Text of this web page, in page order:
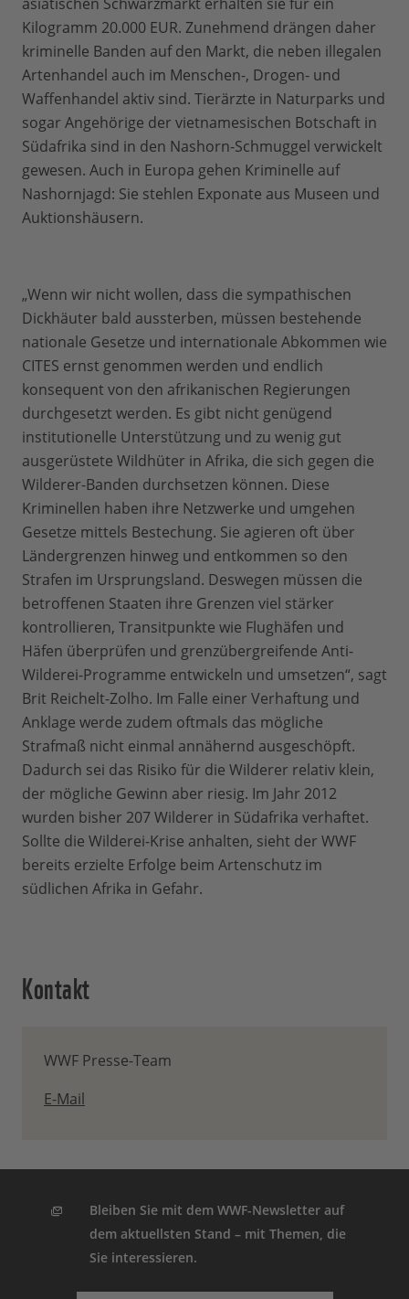
Kilogramm 20.000 EUR. Zunehmend drängen daher
kriminelle Banden auf den Markt, die neben illegalen
Artenhandel auch im Menschen-, Drogen- und
Waffenhandel aktiv sind. Tierärzte in Naturparks und
sogar Angehörige der vietnamesischen Botschaft in
Südafrika sind in den Nashorn-Schmuggel verwickelt
gewesen. Auch in Europa gehen Kriminelle auf
Nashornjagd: Sie stehlen Exponate aus Museen und
Auktionshäusern.
„Wenn wir nicht wollen, dass die sympathischen
Dickhäuter bald aussterben, müssen bestehende
nationale Gesetze und internationale Abkommen wie
CITES ernst genommen werden und endlich
konsequent von den afrikanischen Regierungen
durchgesetzt werden. Es gibt nicht genügend
institutionelle Unterstützung und zu wenig gut
ausgerüstete Wildhüter in Afrika, die sich gegen die
Wilderer-Banden durchsetzen können. Diese
Kriminellen haben ihre Netzwerke und umgehen
Gesetze mittels Bestechung. Sie agieren oft über
Ländergrenzen hinweg und entkommen so den
Strafen im Ursprungsland. Deswegen müssen die
betroffenen Staaten ihre Grenzen viel stärker
kontrollieren, Transitpunkte wie Flughäfen und
Häfen überprüfen und grenzübergreifende Anti-
Wilderei-Programme entwickeln und umsetzen“, sagt
Brit Reichelt-Zolho. Im Falle einer Verhaftung und
Anklage werde zudem oftmals das mögliche
Strafmaß nicht einmal annähernd ausgeschöpft.
Dadurch sei das Risiko für die Wilderer relativ klein,
der mögliche Gewinn aber riesig. Im Jahr 2012
wurden bisher 207 Wilderer in Südafrika verhaftet.
Sollte die Wilderei-Krise anhalten, sieht der WWF
bereits erzielte Erfolge beim Artenschutz im
südlichen Afrika in Gefahr.
Kontakt
WWF Presse-Team
E-Mail
Bleiben Sie mit dem WWF-Newsletter auf
dem aktuellsten Stand – mit Themen, die
Sie interessieren.